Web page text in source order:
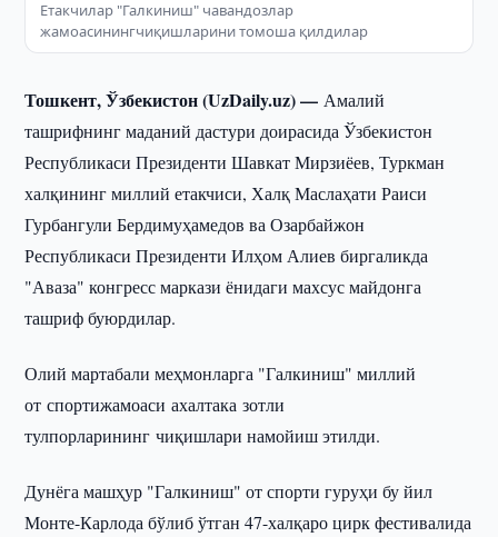
Етакчилар "Галкиниш" чавандозлар
жамоасинингчиқишларини томоша қилдилар
Тошкент, Ўзбекистон (UzDaily.uz) —Амалий
ташрифнинг маданий дастури доирасида Ўзбекистон
Республикаси Президенти Шавкат Мирзиёев, Туркман
халқининг миллий етакчиси, Халқ Маслаҳати Раиси
Гурбангули Бердимуҳамедов ва Озарбайжон
Республикаси Президенти Илҳом Алиев биргаликда
"Аваза" конгресс маркази ёнидаги махсус майдонга
ташриф буюрдилар.
Олий мартабали меҳмонларга "Галкиниш" миллий
от спортижамоаси ахалтака зотли
тулпорларининг чиқишлари намойиш этилди.
Дунёга машҳур "Галкиниш" от спорти гуруҳи бу йил
Монте-Карлода бўлиб ўтган 47-халқаро цирк фестивалида